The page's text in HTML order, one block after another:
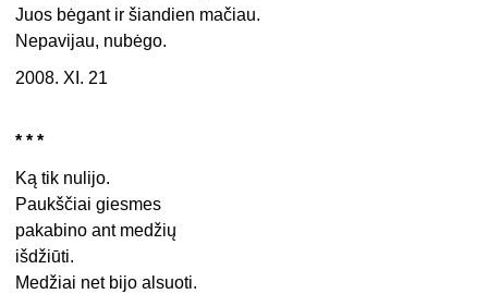
Juos bėgant ir šiandien mačiau.
Nepavijau, nubėgo.
2008. XI. 21
* * *
Ką tik nulijo.
Paukščiai giesmes
pakabino ant medžių
išdžiūti.
Medžiai net bijo alsuoti.